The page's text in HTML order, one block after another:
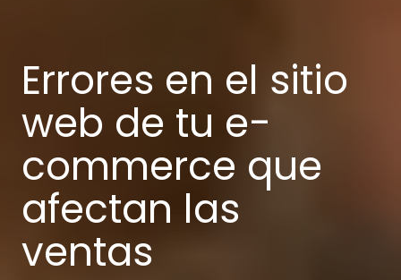
Errores en el sitio
web de tu e-
commerce que
afectan las
ventas